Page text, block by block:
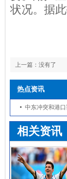
状况。据
上一篇：没有了
热点资讯
中东冲突和港口罢工冲击美股，中概
相关资讯